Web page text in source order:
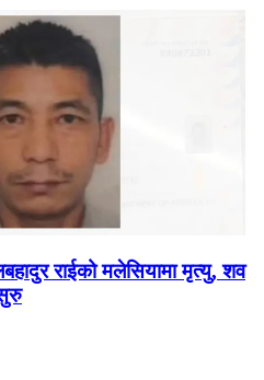
राईको मलेसियामा मृत्यु, शव